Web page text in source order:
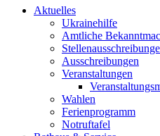
Aktuelles
Ukrainehilfe
Amtliche
Ausschreibungen
Veranstaltungen
Wahlen
Ferienprogramm
Notruftafel